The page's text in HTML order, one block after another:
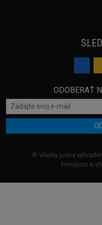
ODOBERAŤ
© Všetky práva
Prenájom e-